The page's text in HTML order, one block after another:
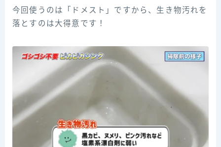
今回使うのは「ドメスト」ですから、生き物汚れを
落とすのは大得意です！